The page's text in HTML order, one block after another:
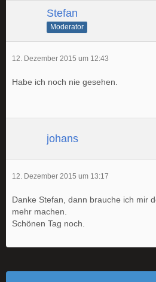
Stefan
Moderator
12. Dezember 2015 um 12:43
Habe ich noch nie gesehen.
johans
12. Dezember 2015 um 13:17
Danke Stefan, dann brauche ich mir
mehr machen.
Schönen Tag noch.